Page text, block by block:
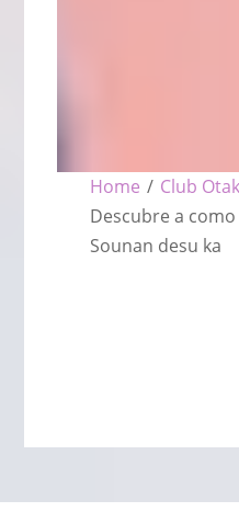
Home / Club
Descubre a
Sounan desu ka